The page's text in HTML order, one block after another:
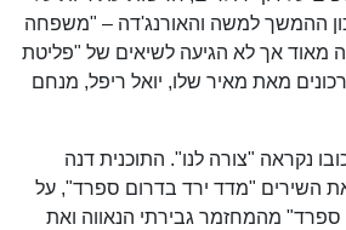
ההמשך למשה והאורנג'דה – "משפחה
מאוד אך לא הגיעה לשיאים של "פליטת
מאת מאיר שלו, יואל ריפל, מנחם
נקראה "צורה לנו". התוכנית דנה
השירים "מדד ירד בדרום ספרד", על
מהמחזמר גבירתי הנאווה ואת